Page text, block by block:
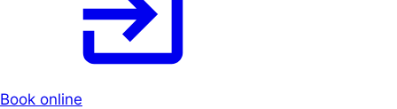
Book online